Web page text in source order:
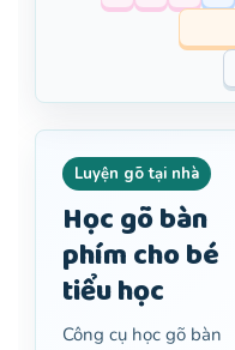
Luyện gõ tại nhà
Học gõ bàn
phím cho bé
tiểu học
Công cụ học gõ bàn